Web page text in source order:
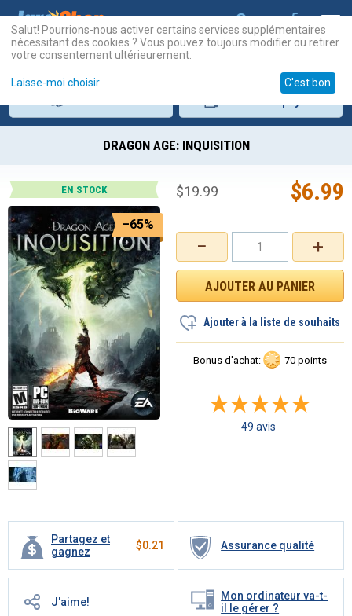
DRAGON AGE: INQUISITION
EN STOCK
–65%
Partagez et
gagnez
$0.21 Assurance qualité
J'aime!
Mon ordinateur va-t-
il le gérer ?
+
−
$6.99
$19.99
Ajouter à la liste de souhaits
Bonus d'achat: 70 points
49 avis
Salut! Pourrions-nous activer certains services supplémentaires
nécessitant des cookies ? Vous pouvez toujours modifier ou retirer
votre consentement ultérieurement.
Laisse-moi choisir C'est bon